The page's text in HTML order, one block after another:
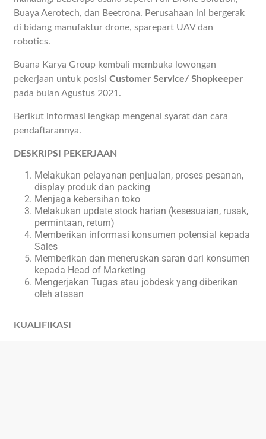
Buaya Aerotech, dan Beetrona. Perusahaan ini bergerak
di bidang manufaktur drone, sparepart UAV dan
robotics.
Buana Karya Group kembali membuka lowongan
pekerjaan untuk posisiCustomer Service/ Shopkeeper
pada bulan Agustus 2021.
Berikut informasi lengkap mengenai syarat dan cara
pendaftarannya.
DESKRIPSI PEKERJAAN
Melakukan pelayanan penjualan, proses pesanan,
display produk dan packing
Menjaga kebersihan toko
Melakukan update stock harian (kesesuaian, rusak,
permintaan, return)
Memberikan informasi konsumen potensial kepada
Sales
Memberikan dan meneruskan saran dari konsumen
kepada Head of Marketing
Mengerjakan Tugas atau jobdesk yang diberikan
oleh atasan
KUALIFIKASI